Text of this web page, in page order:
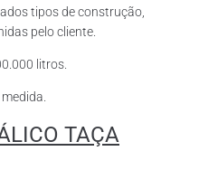
tipos de construção,
pelo cliente.
litros.
TAÇA